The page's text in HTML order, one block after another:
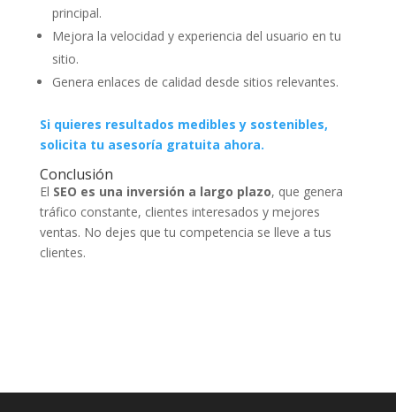
principal.
Mejora la velocidad y experiencia del usuario en tu
sitio.
Genera enlaces de calidad desde sitios relevantes.
Si quieres resultados medibles y sostenibles,
solicita tu asesoría gratuita ahora.
Conclusión
El SEO es una inversión a largo plazo, que genera
tráfico constante, clientes interesados y mejores
ventas. No dejes que tu competencia se lleve a tus
clientes.